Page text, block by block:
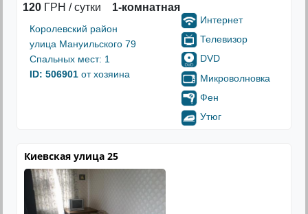
120 ГРН / сутки 1-комнатная
Королевский район
улица Мануильского 79
Спальных мест: 1
ID: 506901 от хозяина
Интернет
Телевизор
DVD
Микроволновка
Фен
Утюг
Киевская улица 25